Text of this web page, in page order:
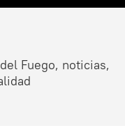
Fuego, noticias,